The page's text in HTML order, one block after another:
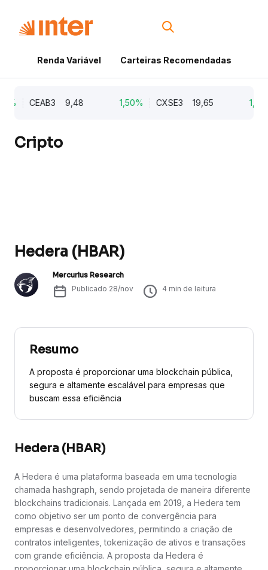
Renda Variável Carteiras Recomendadas
CEAB3 9,48 1,50% CXSE3 19,65 1,03%
Cripto
Hedera (HBAR)
Mercurius Research
Publicado 28/nov 4 min de leitura
Resumo
A proposta é proporcionar uma blockchain pública,
segura e altamente escalável para empresas que
buscam essa eficiência
Hedera (HBAR)
A Hedera é uma plataforma baseada em uma tecnologia
chamada hashgraph, sendo projetada de maneira diferente
blockchains tradicionais. Lançada em 2019, a Hedera tem
como objetivo ser um ponto de convergência para
empresas e desenvolvedores, permitindo a criação de
contratos inteligentes, tokenização de ativos e transações
com grande eficiência. A proposta da Hedera é